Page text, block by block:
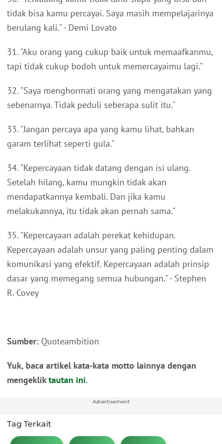
tidak bisa kamu percayai. Saya masih mempelajarinya
berulang kali." - Demi Lovato
31. "Aku orang yang cukup baik untuk memaafkanmu,
tapi tidak cukup bodoh untuk memercayaimu lagi."
32. "Saya menghormati orang yang mengatakan yang
sebenarnya. Tidak peduli seberapa sulit itu."
33. "Jangan percaya apa yang kamu lihat, bahkan
garam terlihat seperti gula."
34. "Kepercayaan tidak datang dengan isi ulang.
Setelah hilang, kamu mungkin tidak akan
mendapatkannya kembali. Dan jika kamu
melakukannya, itu tidak akan pernah sama."
35. "Kepercayaan adalah perekat kehidupan.
Kepercayaan adalah unsur yang paling penting dalam
komunikasi yang efektif. Kepercayaan adalah prinsip
dasar yang memegang semua hubungan." - Stephen
R. Covey
Sumber: Quoteambition
Yuk, baca artikel kata-kata motto lainnya dengan
mengekliktautan ini.
Advertisement
Tag Terkait